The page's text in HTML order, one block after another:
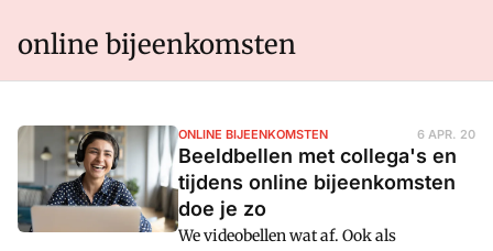
online bijeenkomsten
ONLINE BIJEENKOMSTEN 6 APR. 20
Beeldbellen met collega's en
tijdens online bijeenkomsten
doe je zo
We videobellen wat af. Ook als